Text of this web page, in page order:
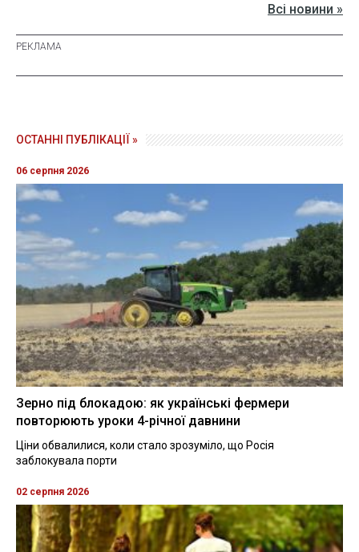
Всі новини »
ОСТАННІ ПУБЛІКАЦІЇ »
06 серпня 2026
Зерно під блокадою: як українські фермери
повторюють уроки 4-річної давнини
Ціни обвалилися, коли стало зрозуміло, що Росія
заблокувала порти
02 серпня 2026